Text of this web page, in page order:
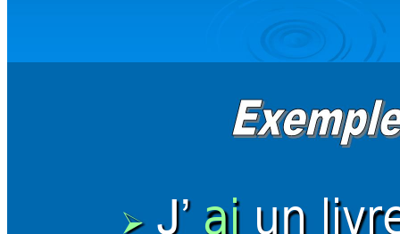
 J’ ai un